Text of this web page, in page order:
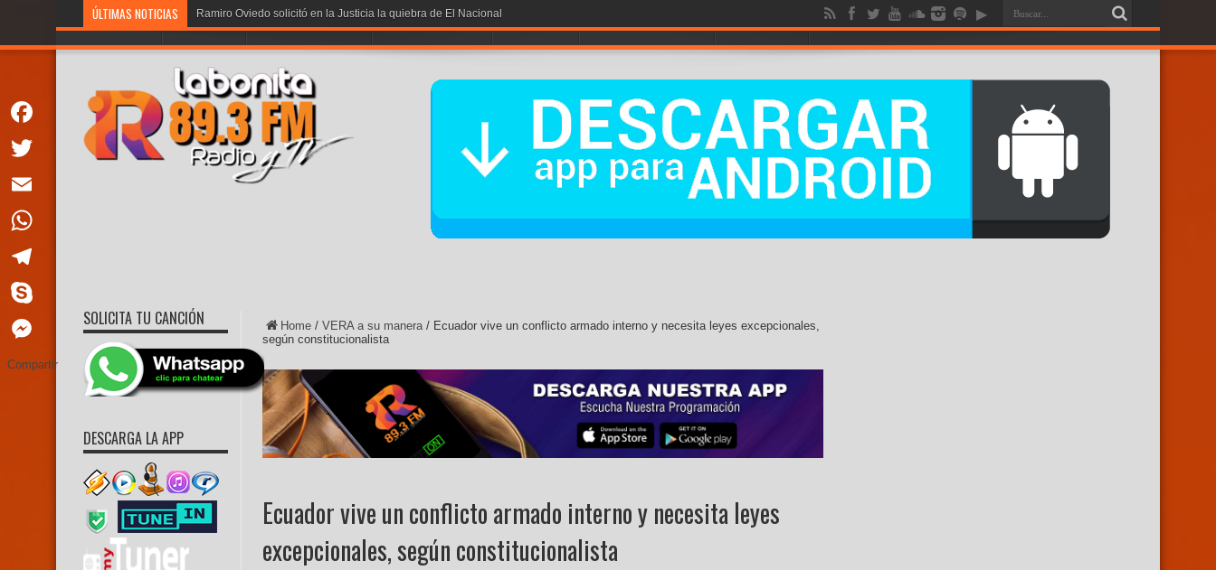
ÚLTIMAS NOTICIAS
PORTADA LA BONITA PROGRAMACION VOTA POR LA # 1 NOTICIAS ENTRETENIMIENTO CONTÁCTOS RENDICION
Home / VERA a su manera/ Ecuador vive un conflicto armado interno y necesita leyes excepcionales,
según constitucionalista
Ecuador vive un conflicto armado interno y necesita leyes
excepcionales, según constitucionalista
SOLICITA TU CANCIÓN
DESCARGA LA APP
Facebook
Twitter
Email
WhatsApp
Telegram
Skype
Messenger
Compartir